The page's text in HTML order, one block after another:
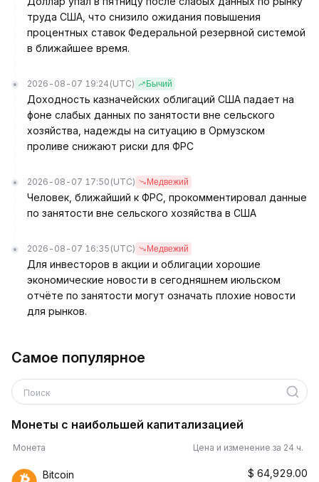
труда США, что снизило ожидания повышения
процентных ставок Федеральной резервной системой
в ближайшее время.
2026-08-07 19:24 (UTC) Бычий
Доходность казначейских облигаций США падает на
фоне слабых данных по занятости вне сельского
хозяйства, надежды на ситуацию в Ормузском
проливе снижают риски для ФРС
2026-08-07 17:50 (UTC) Медвежий
Человек, ближайший к ФРС, прокомментировал данные
по занятости вне сельского хозяйства в США
2026-08-07 16:35 (UTC) Медвежий
Для инвесторов в акции и облигации хорошие
экономические новости в сегодняшнем июльском
отчёте по занятости могут означать плохие новости
для рынков.
Самое популярное
Поиск
Монеты с наибольшей капитализацией
Монета Цена и изменение за 24 ч.
Bitcoin $ 64,929.00